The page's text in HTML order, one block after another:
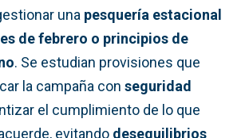
una pesquería estacional
de febrero o principios de
. Se estudian provisiones que
la campaña con seguridad
el cumplimiento de lo que
evitando desequilibrios